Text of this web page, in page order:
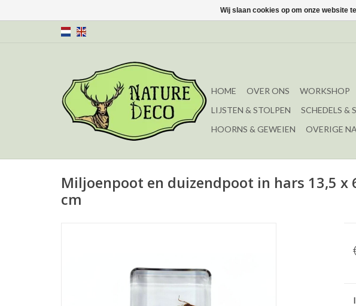
HOME OVER ONS WORKSHOP
LIJSTEN & STOLPEN
SCHEDELS &
HOORNS & GEWEIEN
OVERIGE
Miljoenpoot en duizendpoot in hars 13,5 x
cm
Wij slaan cookies op om onze website